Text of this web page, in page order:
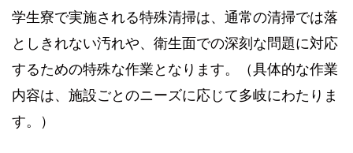
学生寮で実施される特殊清掃は、通常の清掃では落
としきれない汚れや、衛生面での深刻な問題に対応
するための特殊な作業となります。（具体的な作業
内容は、施設ごとのニーズに応じて多岐にわたりま
す。）